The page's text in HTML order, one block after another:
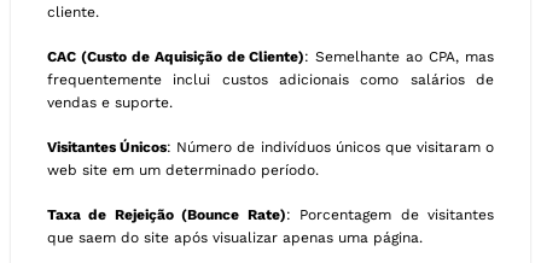
cliente.
CAC (Custo de Aquisição de Cliente): Semelhante ao CPA, mas
frequentemente inclui custos adicionais como salários de
vendas e suporte.
Visitantes Únicos: Número de indivíduos únicos que visitaram o
web site em um determinado período.
Taxa de Rejeição (Bounce Rate): Porcentagem de visitantes
que saem do site após visualizar apenas uma página.